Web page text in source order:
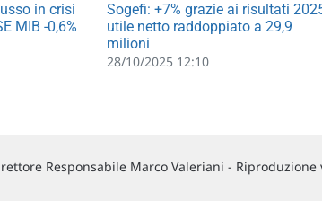
in crisi
MIB -0,6%
Sogefi: +7% grazie ai risultati
utile netto raddoppiato a 29,9
milioni
28/10/2025 12:10
Responsabile Marco Valeriani - Riproduzione